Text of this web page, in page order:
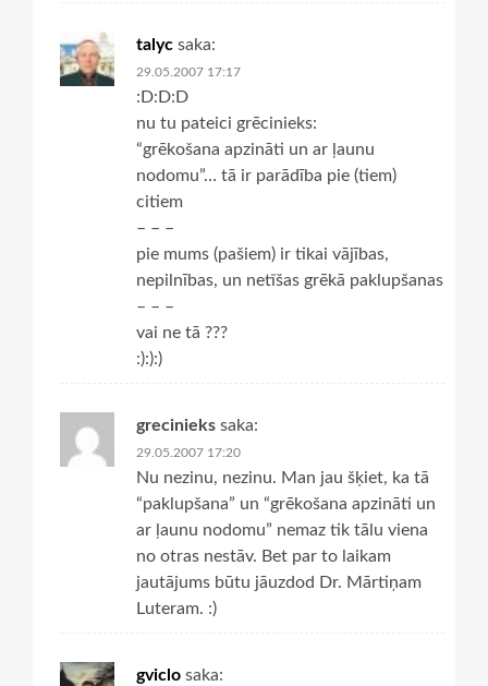
talyc saka:
29.05.2007 17:17
:D:D:D
nu tu pateici grēcinieks:
“grēkošana apzināti un ar ļaunu
nodomu”… tā ir parādība pie (tiem)
citiem
– – –
pie mums (pašiem) ir tikai vājības,
nepilnības, un netīšas grēkā paklupšanas
– – –
vai ne tā ???
:):):)
grecinieks saka:
29.05.2007 17:20
Nu nezinu, nezinu. Man jau šķiet, ka tā
“paklupšana” un “grēkošana apzināti un
ar ļaunu nodomu” nemaz tik tālu viena
no otras nestāv. Bet par to laikam
jautājums būtu jāuzdod Dr. Mārtiņam
Luteram. :)
gviclo saka: